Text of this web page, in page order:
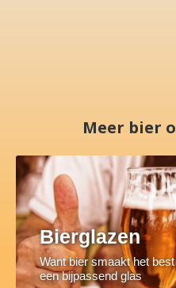
Meer bier
Bierglazen
Want bier smaakt het
een bijpassend glas